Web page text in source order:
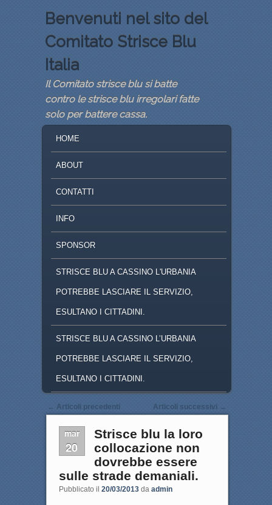
Benvenuti nel sito del
Comitato Strisce Blu
Italia
Il Comitato strisce blu si batte
contro le strisce blu irregolari fatte
solo per battere cassa.
VAI AL CONTENUTO PRINCIPALE
VAI AL CONTENUTO SECONDARIO
HOME
ABOUT
CONTATTI
INFO
SPONSOR
STRISCE BLU A CASSINO L'URBANIA
POTREBBE LASCIARE IL SERVIZIO,
ESULTANO I CITTADINI.
STRISCE BLU A CASSINO L’URBANIA
POTREBBE LASCIARE IL SERVIZIO,
ESULTANO I CITTADINI.
Navigazione articoli
← Articoli precedenti Articoli successivi →
mar
20
Strisce blu la loro
collocazione non
dovrebbe essere
sulle strade demaniali.
Pubblicato il 20/03/2013 da admin